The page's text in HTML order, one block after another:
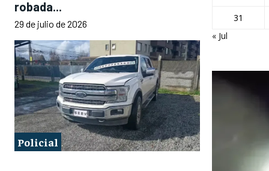
robada...
29 de julio de 2026
Policial
31
« Jul